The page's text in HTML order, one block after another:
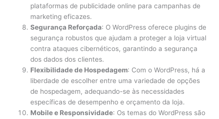
plataformas de publicidade online para campanhas de
marketing eficazes.
Segurança Reforçada: O WordPress oferece plugins de
segurança robustos que ajudam a proteger a loja virtual
contra ataques cibernéticos, garantindo a segurança
dos dados dos clientes.
Flexibilidade de Hospedagem: Com o WordPress, há a
liberdade de escolher entre uma variedade de opções
de hospedagem, adequando-se às necessidades
específicas de desempenho e orçamento da loja.
Mobile e Responsividade: Os temas do WordPress são